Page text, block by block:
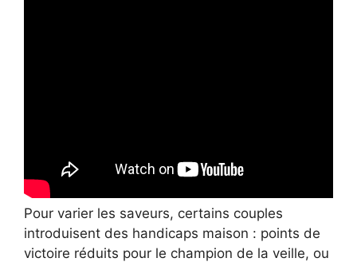
Pour varier les saveurs, certains couples
introduisent des handicaps maison : points de
victoire réduits pour le champion de la veille, ou